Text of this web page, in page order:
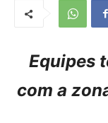
Equipes
com a